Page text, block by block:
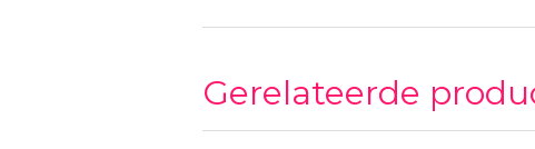
Gerelateerde